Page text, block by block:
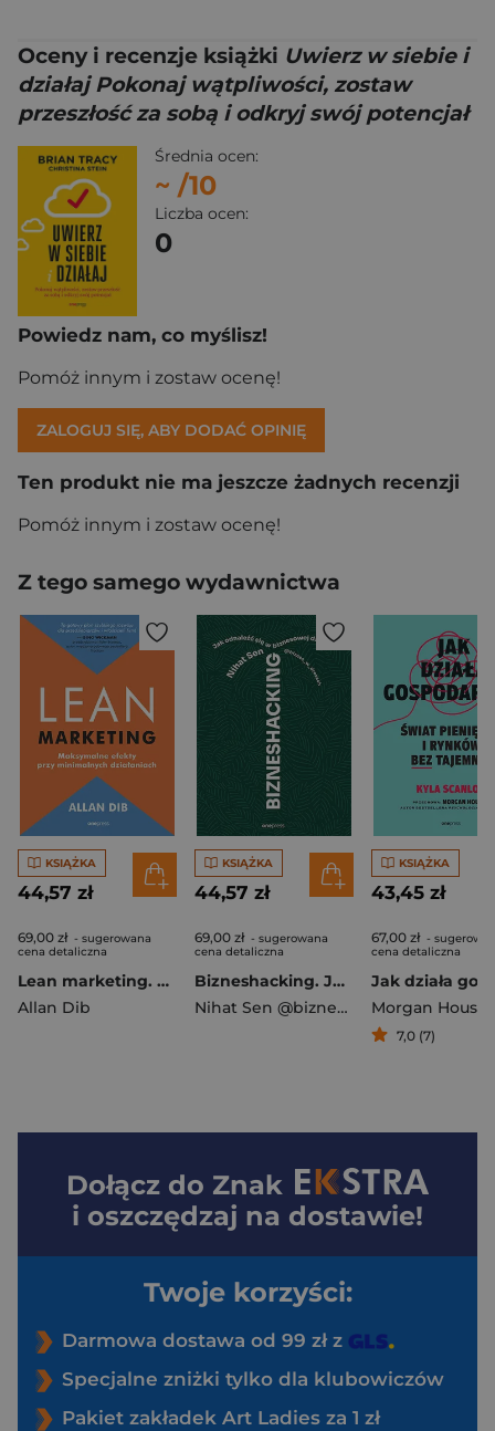
Oceny i recenzje książki Uwierz w siebie i
działaj Pokonaj wątpliwości, zostaw
przeszłość za sobą i odkryj swój potencjał
Średnia ocen:
~ /10
Liczba ocen:
0
Powiedz nam, co myślisz!
Pomóż innym i zostaw ocenę!
ZALOGUJ SIĘ, ABY DODAĆ OPINIĘ
Ten produkt nie ma jeszcze żadnych recenzji
Pomóż innym i zostaw ocenę!
Z tego samego wydawnictwa
KSIĄŻKA
44,57 zł
69,00 zł - sugerowana
cena detaliczna
Lean marketing. Maksymalne efekty przy minimalnych działaniach
Allan Dib
KSIĄŻKA
44,57 zł
69,00 zł - sugerowana
cena detaliczna
Bizneshacking. Jak odnaleźć się w biznesowej dżungli
Nihat Sen @biznes_w_dresach
KSIĄŻKA
43,45 zł
67,00 zł -
cena detaliczna
Morgan Housel
7,0 (7)
Dołącz do Znak
i oszczędzaj na dostawie!
Twoje korzyści:
Darmowa dostawa od 99 zł z
Specjalne zniżki tylko dla klubowiczów
Pakiet zakładek Art Ladies za 1 zł